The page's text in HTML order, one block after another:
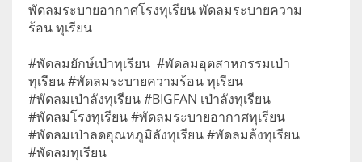
พัดลมระบายอากาศโรงทุเรียน พัดลมระบายความ
ร้อน ทุเรียน
#พัดลมยักษ์เป่าทุเรียน #พัดลมอุตสาหกรรมเป่า
ทุเรียน #พัดลมระบายความร้อน ทุเรียน
#พัดลมเป่าลังทุเรียน #BIGFAN เป่าลังทุเรียน
#พัดลมโรงทุเรียน #พัดลมระบายอากาศทุเรียน
#พัดลมเป่าลดอุณหภูมิลังทุเรียน #พัดลมล้งทุเรียน
#พัดลมทุเรียน